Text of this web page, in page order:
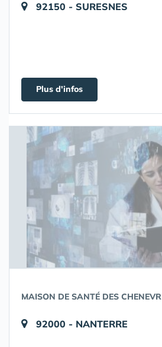
92150 - SURESNES
Plus d'infos
MAISON DE SANTÉ DES
92000 - NANTERRE